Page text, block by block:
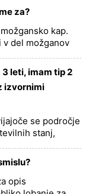
za?
kap.
v del možganov
leti, imam tip 2
izvornimi
se področje
stanj,
opis